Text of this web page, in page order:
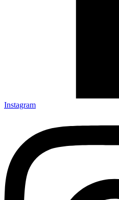
Instagram